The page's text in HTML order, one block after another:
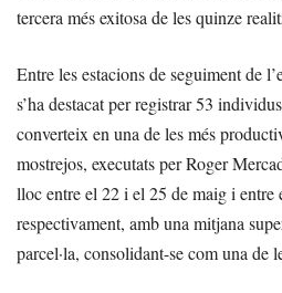
tercera més exitosa de les quinze
Entre les estacions de seguiment de
s’ha destacat per registrar 53
converteix en una de les més
mostrejos, executats per Roger
lloc entre el 22 i el 25 de maig i entre
respectivament, amb una mitjana
parcel·la, consolidant-se com una de